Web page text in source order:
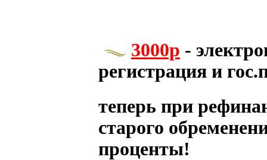
3000р -
регистрация и
теперь при
старого
проценты!